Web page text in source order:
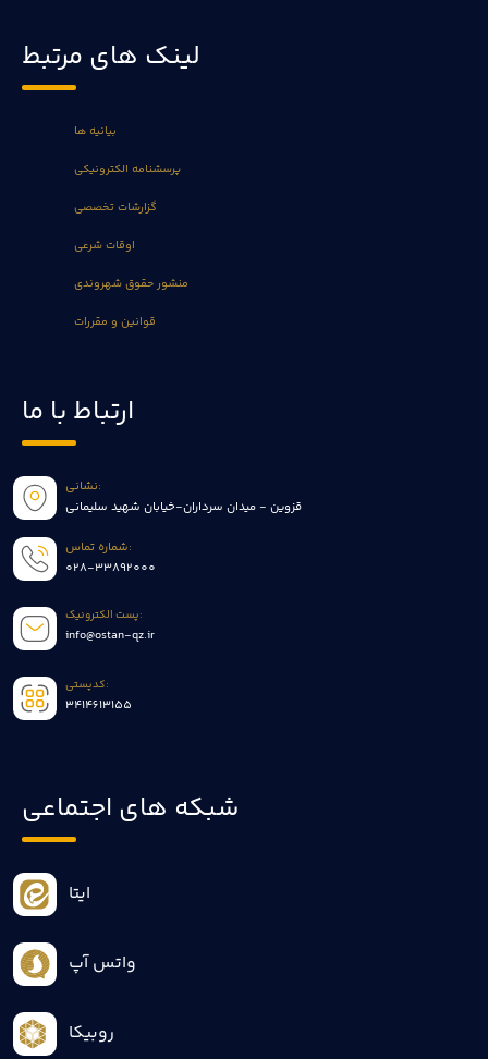
لینک های مرتبط
بیانیه ها
پرسشنامه الکترونیکی
گزارشات تخصصی
اوقات شرعی
منشور حقوق شهروندی
قوانین و مقررات
ارتباط با ما
نشانی:
قزوین - میدان سرداران-خیابان شهید سلیمانی
شماره تماس:
028-33892000
پست الکترونیک:
info@ostan-qz.ir
کدپستی:
3414613155
شبکه های اجتماعی
ایتا
واتس آپ
روبیکا